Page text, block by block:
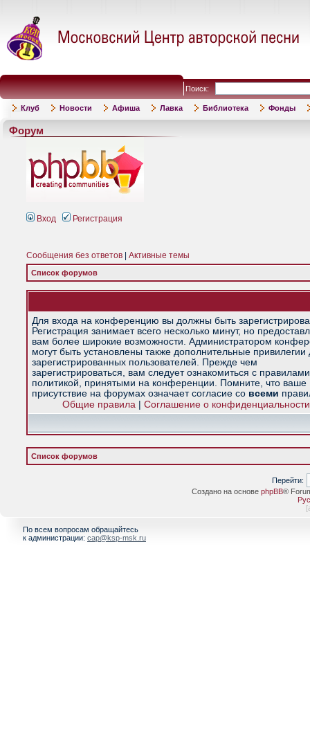
Поиск:
Клуб Новости Афиша Лавка Библиотека Фонды
Форум
Вход Регистрация
Сообщения без ответов Активные темы
Список форумов
Для входа на конференцию вы должны быть
Регистрация занимает всего несколько минут, но
вам более широкие возможности. Администратором
могут быть установлены также дополнительные привилегии
зарегистрированных пользователей. Прежде чем
зарегистрироваться, вам следует ознакомиться с
политикой, принятыми на конференции. Помните, что ваше
присутствие на форумах означает согласие со всеми
Общие правила| Соглашение о конфиденциальности
Список форумов
Перейти:
Создано на основе phpBB®
[
По всем вопросам обращайтесь
к администрации: cap@ksp-msk.ru